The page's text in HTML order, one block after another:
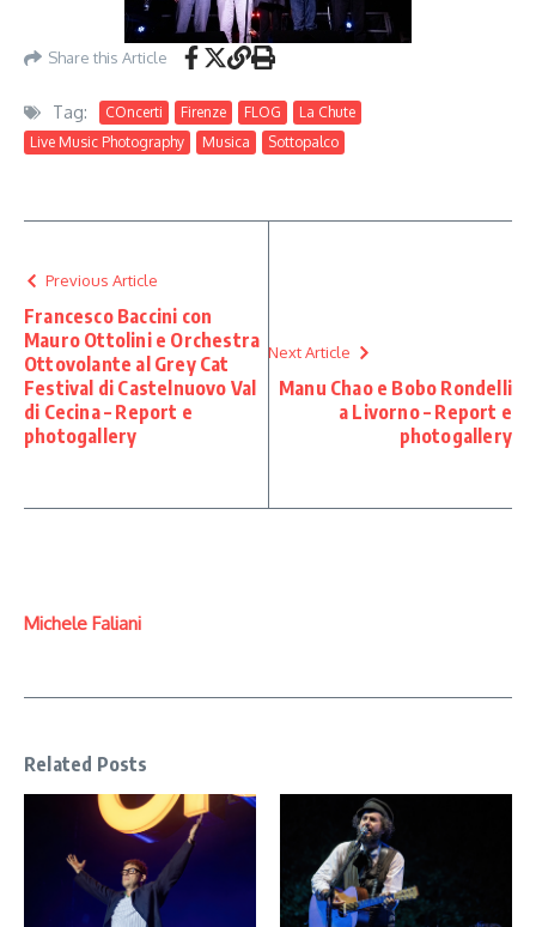
Share this Article
Tag: COncerti Firenze FLOG
La Chute
Live Music Photography
Musica Sottopalco
Previous Article
Francesco Baccini con
Mauro Ottolini e Orchestra
Ottovolante al Grey Cat
Festival di Castelnuovo Val
di Cecina – Report e
photogallery
Next Article
Manu Chao e Bobo Rondelli
a Livorno – Report e
photogallery
Michele Faliani
Related Posts